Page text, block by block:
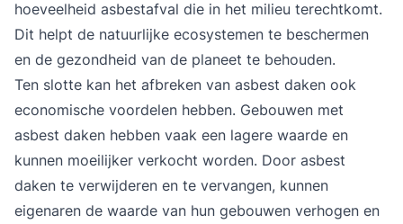
hoeveelheid asbestafval die in het milieu terechtkomt.
Dit helpt de natuurlijke ecosystemen te beschermen
en de gezondheid van de planeet te behouden.
Ten slotte kan het afbreken van asbest daken ook
economische voordelen hebben. Gebouwen met
asbest daken hebben vaak een lagere waarde en
kunnen moeilijker verkocht worden. Door asbest
daken te verwijderen en te vervangen, kunnen
eigenaren de waarde van hun gebouwen verhogen en